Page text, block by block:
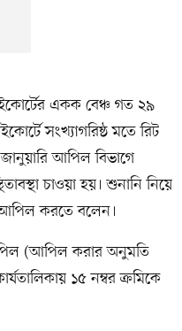
একক বেঞ্চ গত ২৯
সংখ্যাগরিষ্ঠ মতে রিট
আপিল বিভাগে
চাওয়া হয়। শুনানি নিয়ে
আপিল করতে বলেন।
আপিল (আপিল করার অনুমতি
১৫ নম্বর ক্রমিকে